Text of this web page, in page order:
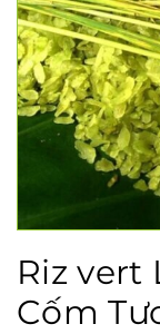
Riz vert
Cốm